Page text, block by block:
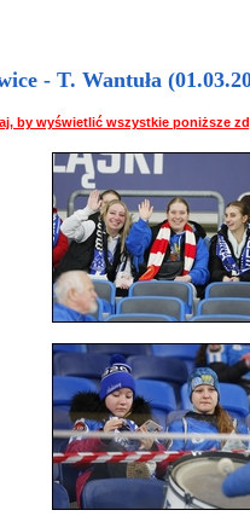
- T. Wantuła
by wyświetlić wszystkie poniższe